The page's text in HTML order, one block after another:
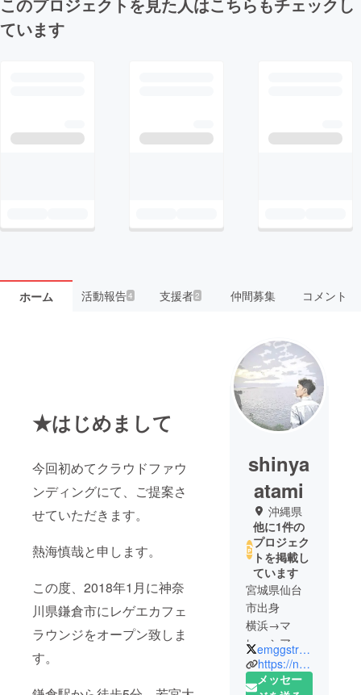
このプロジェクトを見た人はこちらもチェックし
ています
ホーム 活動報告4 支援者2 仲間募集 コメント
★はじめまして
今回初めてクラウドファウ
ンディングにて、ご提案さ
せていただきます。
熱海慎哉と申します。
この度、2018年1月に神奈
川県鎌倉市にレゲエカフェ
ラウンジをオープン致しま
す。
shinya
atami
沖縄県
他に1件の
プロジェク
トを掲載し
ています
宮城県仙台
市出身
横浜→マ
レーシア→
東京→横浜
→沖縄と
emggstranger
https://negril-coffee3.webnode.jp/
メッセー